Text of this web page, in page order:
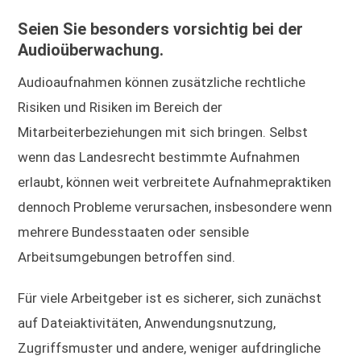
Seien Sie besonders vorsichtig bei der
Audioüberwachung.
Audioaufnahmen können zusätzliche rechtliche
Risiken und Risiken im Bereich der
Mitarbeiterbeziehungen mit sich bringen. Selbst
wenn das Landesrecht bestimmte Aufnahmen
erlaubt, können weit verbreitete Aufnahmepraktiken
dennoch Probleme verursachen, insbesondere wenn
mehrere Bundesstaaten oder sensible
Arbeitsumgebungen betroffen sind.
Für viele Arbeitgeber ist es sicherer, sich zunächst
auf Dateiaktivitäten, Anwendungsnutzung,
Zugriffsmuster und andere, weniger aufdringliche